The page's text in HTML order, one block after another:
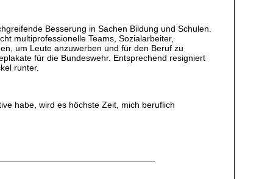
Besserung in Sachen Bildung und Schulen.
multiprofessionelle Teams, Sozialarbeiter,
um Leute anzuwerben und für den Beruf zu
für die Bundeswehr. Entsprechend resigniert
runter.
habe, wird es höchste Zeit, mich beruflich